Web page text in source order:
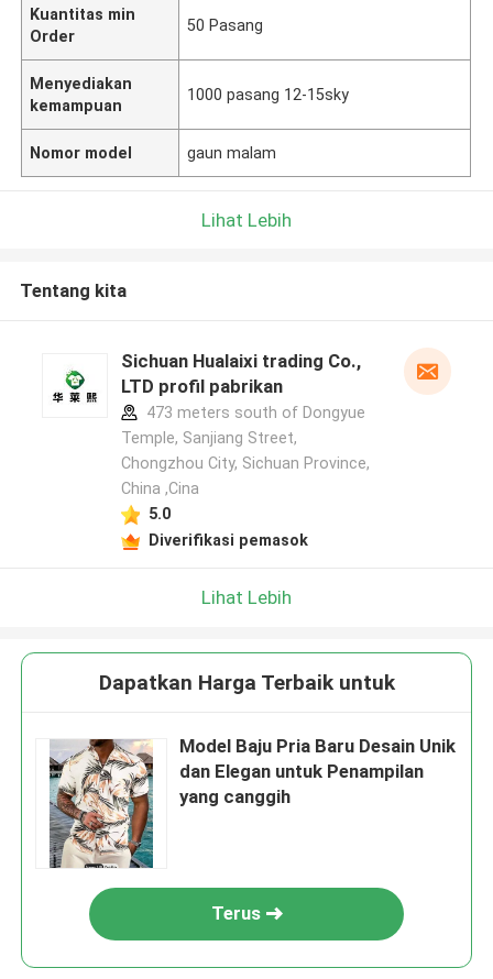
Kuantitas min
Order
50 Pasang
Menyediakan
kemampuan
1000 pasang 12-15sky
Nomor model gaun malam
Lihat Lebih
Tentang kita
Sichuan Hualaixi trading Co.,
LTD profil pabrikan
473 meters south of Dongyue
Temple, Sanjiang Street,
Chongzhou City, Sichuan Province,
China ,Cina
5.0
Diverifikasi pemasok
Lihat Lebih
Dapatkan Harga Terbaik untuk
Model Baju Pria Baru Desain Unik
dan Elegan untuk Penampilan
yang canggih
Terus